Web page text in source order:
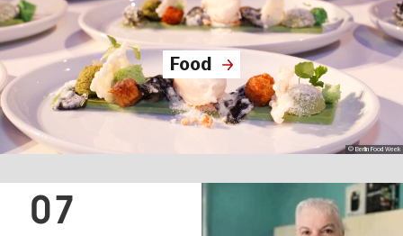
Food
© Berlin Food Week
07